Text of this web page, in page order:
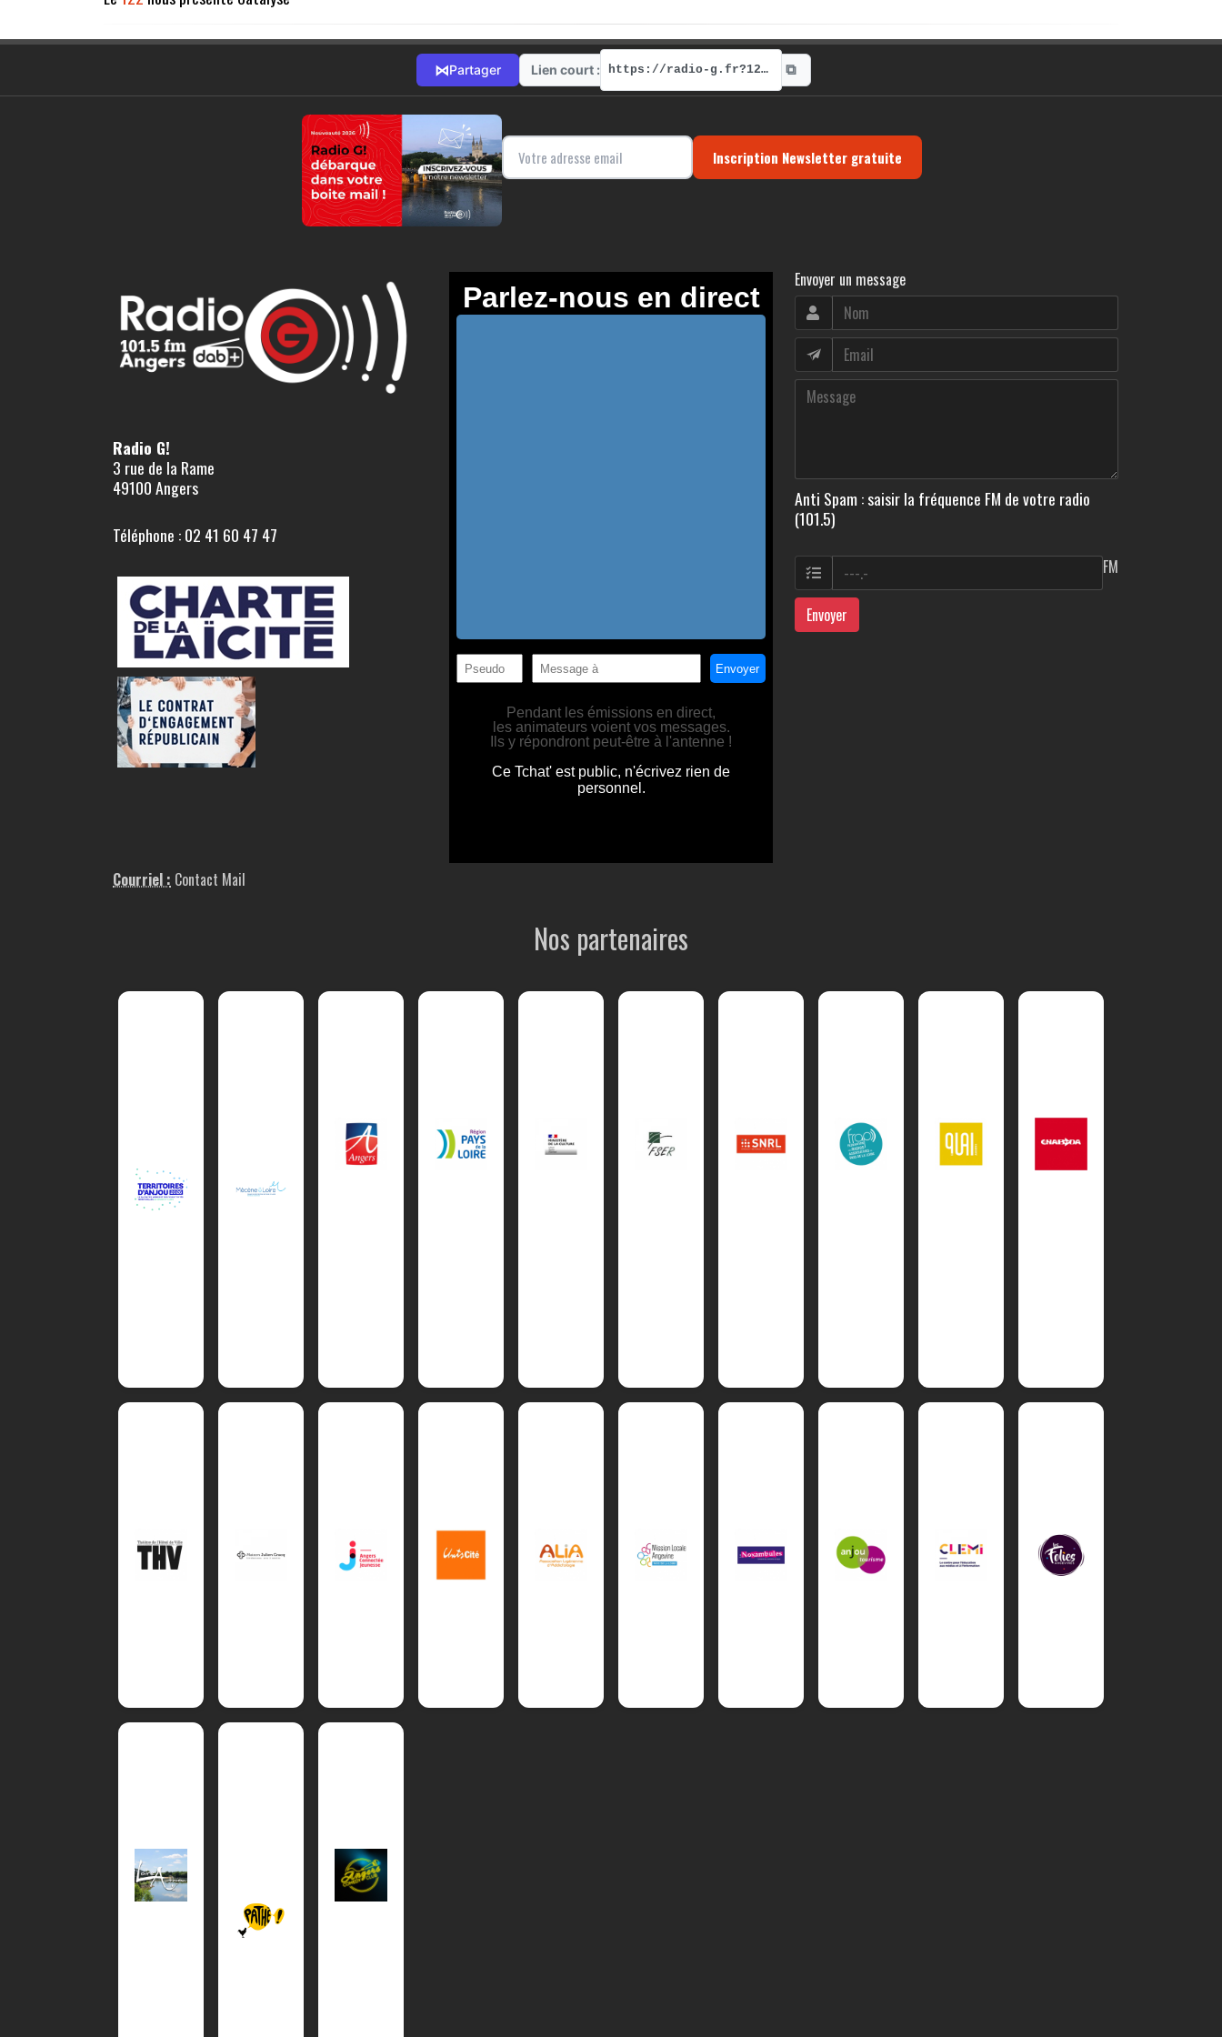
⋈Partager Lien court : https://radio-g.fr?12741 ⧉
Inscription Newsletter gratuite
Radio G!
3 rue de la Rame
49100 Angers
Téléphone : 02 41 60 47 47
Courriel : Contact Mail
Envoyer un message
Anti Spam : saisir la fréquence FM de votre radio
(101.5)
FM
Envoyer
Nos partenaires